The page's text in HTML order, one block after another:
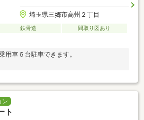
埼玉県三郷市高州２丁目
鉄骨造
間取り図あり
用車６台駐車できます。
ン
ト